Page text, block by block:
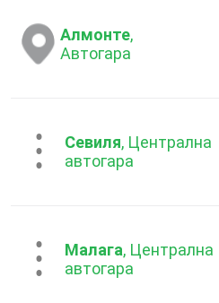
Алмонте,
Автогара
...Севиля, Централна
автогара
...Малага, Централна
автогара